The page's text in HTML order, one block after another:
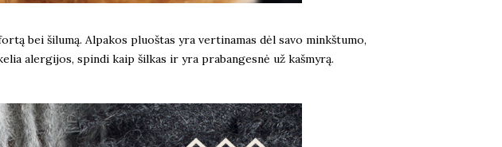
bei šilumą. Alpakos pluoštas yra vertinamas dėl savo minkštumo,
alergijos, spindi kaip šilkas ir yra prabangesnė už kašmyrą.